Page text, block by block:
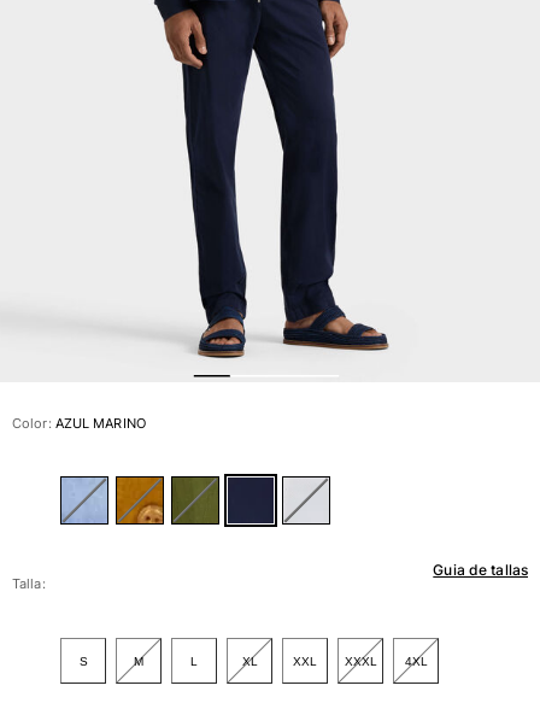
Ver todo Bañadores
Pret-a-porter
Chaquetas y Abrigos
Tallas grandes
Ver todo Mujer
Trajes de baño
Color: AZUL MARINO
Guia de tallas
Talla:
S M L XL XXL XXXL 4XL